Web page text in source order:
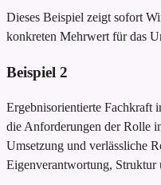
Dieses Beispiel zeigt sofort
konkreten Mehrwert für das
Beispiel 2
Ergebnisorientierte Fachkraft
die Anforderungen der Rolle
Umsetzung und verlässliche
Eigenverantwortung, Struktur